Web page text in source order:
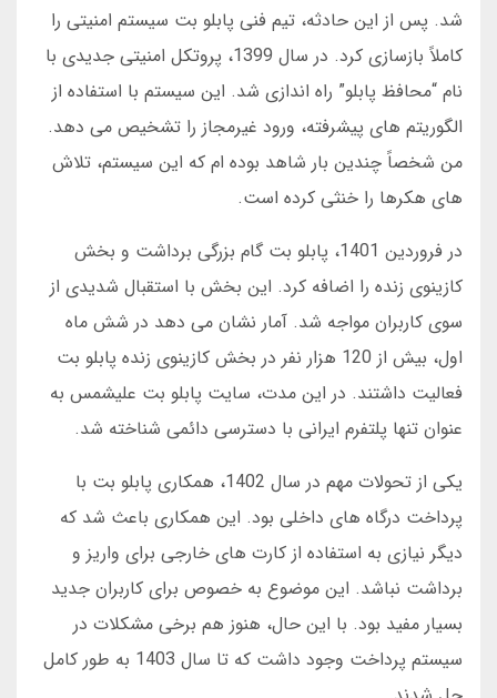
شد. پس از این حادثه، تیم فنی پابلو بت سیستم امنیتی را
کاملاً بازسازی کرد. در سال 1399، پروتکل امنیتی جدیدی با
نام “محافظ پابلو” راه اندازی شد. این سیستم با استفاده از
الگوریتم های پیشرفته، ورود غیرمجاز را تشخیص می دهد.
من شخصاً چندین بار شاهد بوده ام که این سیستم، تلاش
های هکرها را خنثی کرده است.
در فروردین 1401، پابلو بت گام بزرگی برداشت و بخش
کازینوی زنده را اضافه کرد. این بخش با استقبال شدیدی از
سوی کاربران مواجه شد. آمار نشان می دهد در شش ماه
اول، بیش از 120 هزار نفر در بخش کازینوی زنده پابلو بت
فعالیت داشتند. در این مدت، سایت پابلو بت علیشمس به
عنوان تنها پلتفرم ایرانی با دسترسی دائمی شناخته شد.
یکی از تحولات مهم در سال 1402، همکاری پابلو بت با
پرداخت درگاه های داخلی بود. این همکاری باعث شد که
دیگر نیازی به استفاده از کارت های خارجی برای واریز و
برداشت نباشد. این موضوع به خصوص برای کاربران جدید
بسیار مفید بود. با این حال، هنوز هم برخی مشکلات در
سیستم پرداخت وجود داشت که تا سال 1403 به طور کامل